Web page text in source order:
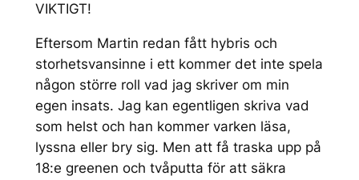
VIKTIGT!
Eftersom Martin redan fått hybris och
storhetsvansinne i ett kommer det inte spela
någon större roll vad jag skriver om min
egen insats. Jag kan egentligen skriva vad
som helst och han kommer varken läsa,
lyssna eller bry sig. Men att få traska upp på
18:e greenen och tvåputta för att säkra